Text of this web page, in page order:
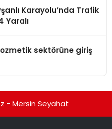
Karayolu’nda Trafik
Yaralı
sektörüne giriş
- Mersin Seyahat